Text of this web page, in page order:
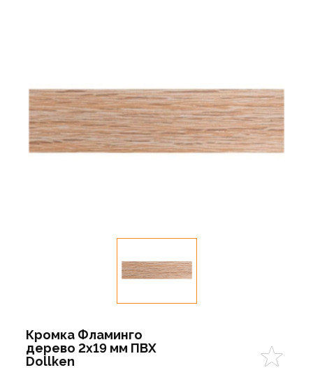
Кромка Фламинго
дерево 2х19 мм ПВХ
Dollken